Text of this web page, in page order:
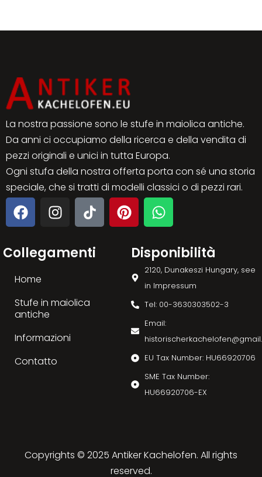
La nostra passione sono le stufe in maiolica antiche.
Da anni ci occupiamo della ricerca e della vendita di
pezzi originali e unici in tutta Europa.
Ogni stufa della nostra offerta porta con sé una storia
speciale, che si tratti di modelli classici o di pezzi rari.
Collegamenti
Home
Stufe in maiolica
antiche
Informazioni
Contatto
Disponibilità
2120, Dunakeszi Hungary, see
in Impressum
Tel: 00-3630303502-3
Email:
EU Tax Number: HU66920706
SME Tax Number:
HU66920706-EX
Copyrights © 2025 Antiker Kachelofen. All rights
reserved.